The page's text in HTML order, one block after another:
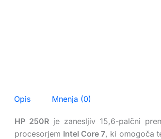
Opis Mnenja (0)
HP 250Rje zanesljiv 15,6-palčni
procesorjem Intel Core 7, ki omogoča